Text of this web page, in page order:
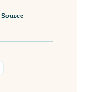
Source